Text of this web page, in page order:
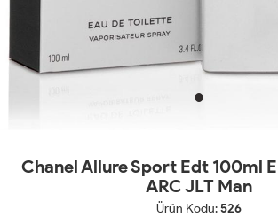
Chanel Allure Sport Edt 100ml
ARC JLT Man
Ürün Kodu:526